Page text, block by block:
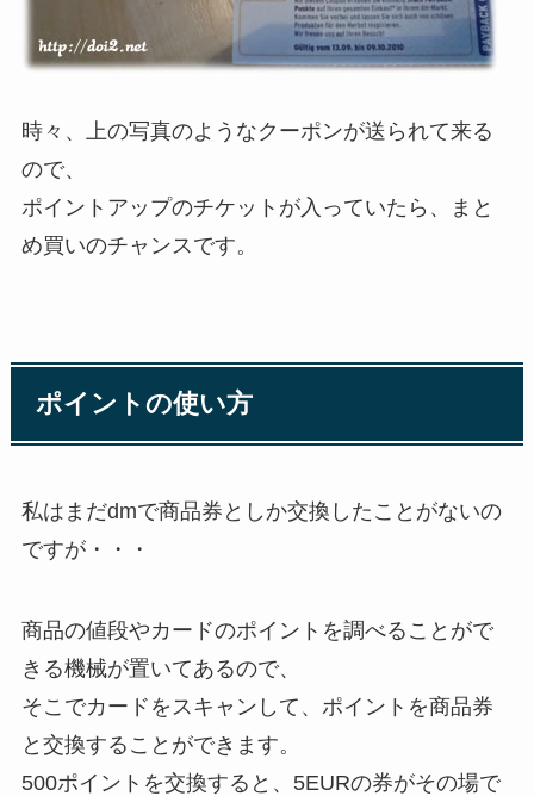
時々、上の写真のようなクーポンが送られて来る
ので、
ポイントアップのチケットが入っていたら、まと
め買いのチャンスです。
ポイントの使い方
私はまだdmで商品券としか交換したことがないの
ですが・・・
商品の値段やカードのポイントを調べることがで
きる機械が置いてあるので、
そこでカードをスキャンして、ポイントを商品券
と交換することができます。
500ポイントを交換すると、5EURの券がその場で